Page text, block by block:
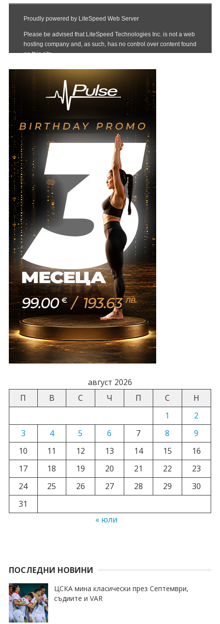
август 2026
П
В С Ч П С
Н
1
2
3
4 5 6 7 8
9
10
11 12 13 14 15
16
17
18 19 20 21 22
23
24
25 26 27 28 29
30
31
« юли
ПОСЛЕДНИ НОВИНИ
ЦСКА мина класически през Септември,
съдиите и VAR